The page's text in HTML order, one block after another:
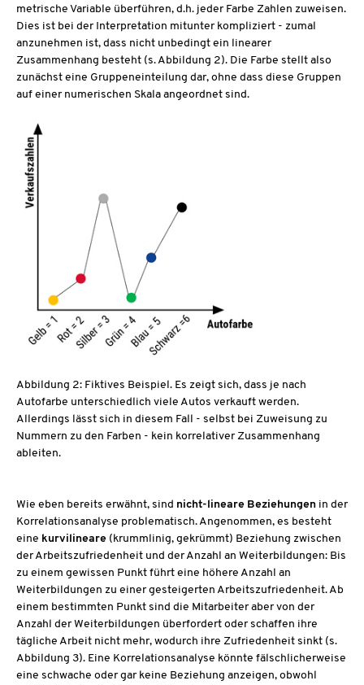
metrische Variable überführen, d.h. jeder Farbe Zahlen zuweisen.
Dies ist bei der Interpretation mitunter kompliziert - zumal
anzunehmen ist, dass nicht unbedingt ein linearer
Zusammenhang besteht (s. Abbildung 2). Die Farbe stellt also
zunächst eine Gruppeneinteilung dar, ohne dass diese Gruppen
auf einer numerischen Skala angeordnet sind.
Abbildung 2: Fiktives Beispiel. Es zeigt sich, dass je nach
Autofarbe unterschiedlich viele Autos verkauft werden.
Allerdings lässt sich in diesem Fall - selbst bei Zuweisung zu
Nummern zu den Farben - kein korrelativer Zusammenhang
ableiten.
Wie eben bereits erwähnt, sind nicht-lineare Beziehungen in der
Korrelationsanalyse problematisch. Angenommen, es besteht
eine kurvilineare (krummlinig, gekrümmt) Beziehung zwischen
der Arbeitszufriedenheit und der Anzahl an Weiterbildungen: Bis
zu einem gewissen Punkt führt eine höhere Anzahl an
Weiterbildungen zu einer gesteigerten Arbeitszufriedenheit. Ab
einem bestimmten Punkt sind die Mitarbeiter aber von der
Anzahl der Weiterbildungen überfordert oder schaffen ihre
tägliche Arbeit nicht mehr, wodurch ihre Zufriedenheit sinkt (s.
Abbildung 3). Eine Korrelationsanalyse könnte fälschlicherweise
eine schwache oder gar keine Beziehung anzeigen, obwohl